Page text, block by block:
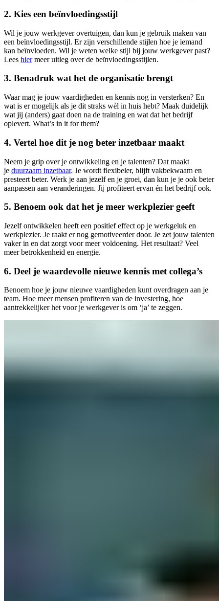
2. Kies een beïnvloedingsstijl
Wil je jouw werkgever overtuigen, dan kun je gebruik maken van
een beïnvloedingsstijl. Er zijn verschillende stijlen hoe je iemand
kan beïnvloeden. Wil je weten welke stijl bij jouw werkgever past?
Lees hiermeer uitleg over de beïnvloedingsstijlen.
3. Benadruk wat het de organisatie brengt
Waar mag je jouw vaardigheden en kennis nog in versterken? En
wat is er mogelijk als je dit straks wèl in huis hebt? Maak duidelijk
wat jij (anders) gaat doen na de training en wat dat het bedrijf
oplevert. What’s in it for them?
4. Vertel hoe dit je nog beter inzetbaar maakt
Neem je grip over je ontwikkeling en je talenten? Dat maakt
je duurzaam inzetbaar. Je wordt flexibeler, blijft vakbekwaam en
presteert beter. Werk je aan jezelf en je groei, dan kun je je ook beter
aanpassen aan veranderingen. Jij profiteert ervan én het bedrijf ook.
5. Benoem ook dat het je meer werkplezier geeft
Jezelf ontwikkelen heeft een positief effect op je werkgeluk en
werkplezier. Je raakt er nog gemotiveerder door. Je zet jouw talenten
vaker in en dat zorgt voor meer voldoening. Het resultaat? Veel
meer betrokkenheid en energie.
6. Deel je waardevolle nieuwe kennis met collega’s
Benoem hoe je jouw nieuwe vaardigheden kunt overdragen aan je
team. Hoe meer mensen profiteren van de investering, hoe
aantrekkelijker het voor je werkgever is om ‘ja’ te zeggen.